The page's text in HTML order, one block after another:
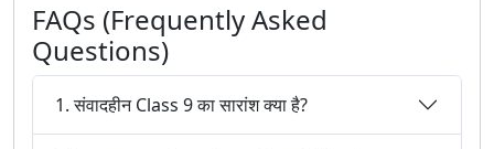
FAQs (Frequently Asked
Questions)
1. संवादहीन Class 9 का सारांश क्या है?